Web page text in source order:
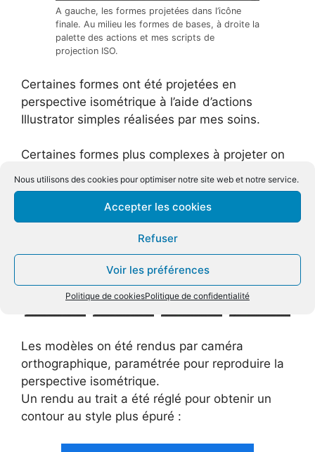
Nous utilisons des cookies pour optimiser notre site web et notre service.
Accepter les cookies
Refuser
Voir les préférences
Politique de cookiesPolitique de confidentialité
A gauche, les formes projetées dans l’icône
finale. Au milieu les formes de bases, à droite la
palette des actions et mes scripts de
projection ISO.
Certaines formes ont été projetées en
perspective isométrique à l’aide d’actions
Illustrator simples réalisées par mes soins.
Certaines formes plus complexes à projeter on
temps de projection supplémentaire qui aurait
été passé dans Illustrator, et la précision de la
3D :
Les modèles on été rendus par caméra
orthographique, paramétrée pour reproduire la
perspective isométrique.
Un rendu au trait a été réglé pour obtenir un
contour au style plus épuré :